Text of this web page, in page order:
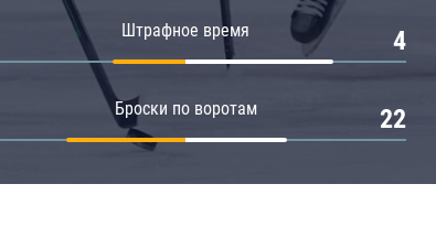
Штрафное время 4
Броски по воротам 22